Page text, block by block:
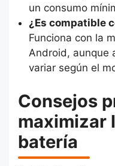
un consumo
¿Es compatible
Funciona con la
Android, aunque
variar según el
Consejos
maximizar
batería